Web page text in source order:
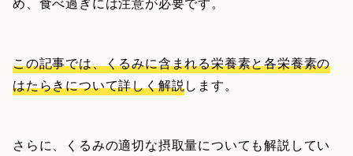
この記事では、くるみに含まれる栄養素と各栄養素の
はたらきについて詳しく解説します。
さらに、くるみの適切な摂取量についても解説してい